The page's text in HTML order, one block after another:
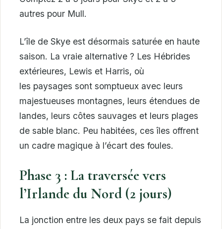
autres pour Mull.
L’île de Skye est désormais saturée en haute
saison. La vraie alternative ? Les Hébrides
extérieures, Lewis et Harris, où
les paysages sont somptueux avec leurs
majestueuses montagnes, leurs étendues de
landes, leurs côtes sauvages et leurs plages
de sable blanc. Peu habitées, ces îles offrent
un cadre magique à l’écart des foules.
Phase 3 : La traversée vers
l’Irlande du Nord (2 jours)
La jonction entre les deux pays se fait depuis